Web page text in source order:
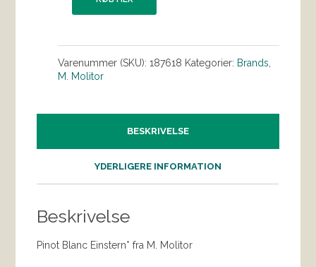
Varenummer (SKU):187618 Kategorier: Brands,
M. Molitor
BESKRIVELSE
YDERLIGERE INFORMATION
Beskrivelse
Pinot Blanc Einstern* fra M. Molitor